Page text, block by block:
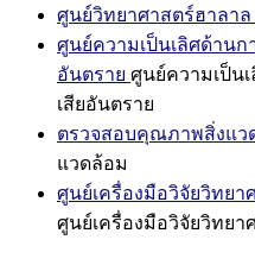
ศูนย์วิทยาศาสตร์ฮาลาล
ศูนย์ความเป็นเลิศด้านก
อันตราย ศูนย์ความเป็น
เสียอันตราย
ตรวจสอบคุณภาพสิ่งแว
แวดล้อม
ศูนย์เครื่องมือวิจัยวิทยา
ศูนย์เครื่องมือวิจัยวิทยา